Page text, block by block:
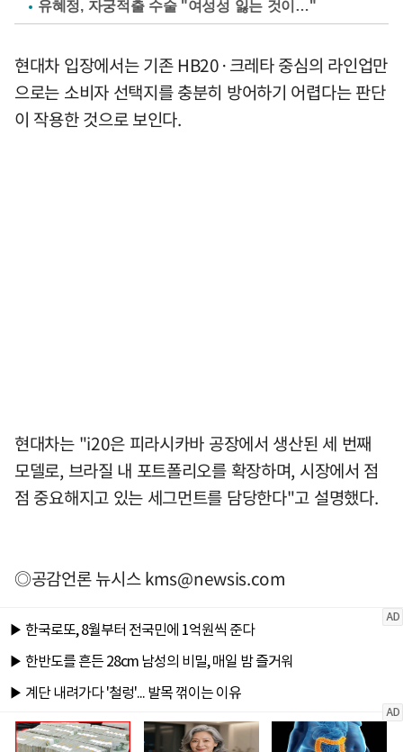
유혜정, 자궁적출 수술 "여성성 잃는 것이…"
현대차 입장에서는 기존 HB20·크레타 중심의 라인업만
으로는 소비자 선택지를 충분히 방어하기 어렵다는 판단
이 작용한 것으로 보인다.
현대차는 "i20은 피라시카바 공장에서 생산된 세 번째
모델로, 브라질 내 포트폴리오를 확장하며, 시장에서 점
점 중요해지고 있는 세그먼트를 담당한다"고 설명했다.
◎공감언론 뉴시스kms@newsis.com